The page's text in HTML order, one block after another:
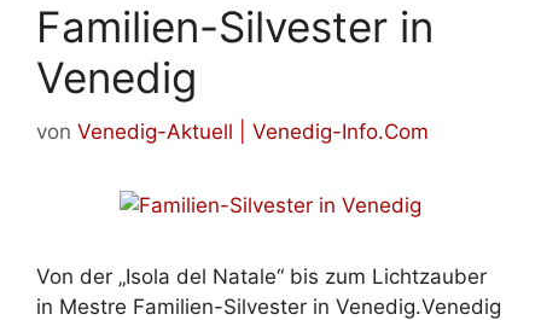
Familien-Silvester in
Venedig
von Venedig-Aktuell | Venedig-Info.Com
Von der „Isola del Natale“ bis zum Lichtzauber
in Mestre Familien-Silvester in Venedig.Venedig